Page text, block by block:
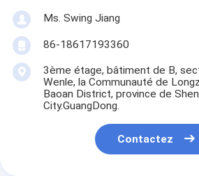
Ms. Swing Jiang
86-18617193360
3ème étage, bâtiment de B,
Wenle, la Communauté de
Baoan District, province de
City.GuangDong.
Contactez